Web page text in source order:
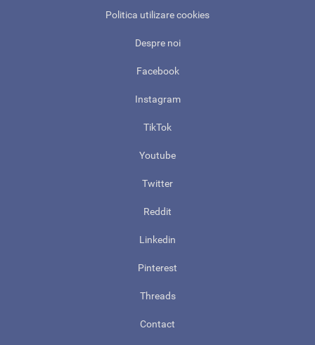
Politica utilizare cookies
Despre noi
Facebook
Instagram
TikTok
Youtube
Twitter
Reddit
Linkedin
Pinterest
Threads
Contact